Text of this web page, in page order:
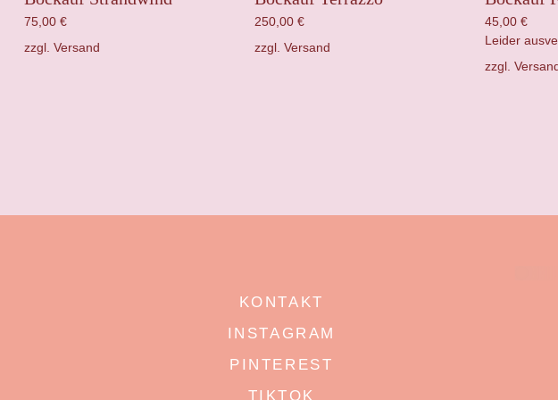
75,00 €
zzgl. Versand
250,00 €
zzgl. Versand
45,00 €
Leider
zzgl.
KONTAKT
INSTAGRAM
PINTEREST
TIKTOK